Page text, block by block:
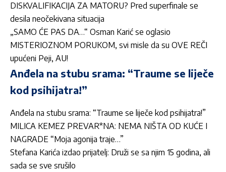
DISKVALIFIKACIJA ZA MATORU? Pred superfinale se
desila neočekivana situacija
„SAMO ĆE PAS DA…“ Osman Karić se oglasio
MISTERIOZNOM PORUKOM, svi misle da su OVE REČI
upućeni Peji, AU!
Anđela na stubu srama: “Traume se liječe
kod psihijatra!”
Anđela na stubu srama: “Traume se liječe kod psihijatra!”
MILICA KEMEZ PREVAR*NA: NEMA NIŠTA OD KUĆE I
NAGRADE “Moja agonija traje…”
Stefana Karića izdao prijatelj: Druži se sa njim 15 godina, ali
sada se sve srušilo